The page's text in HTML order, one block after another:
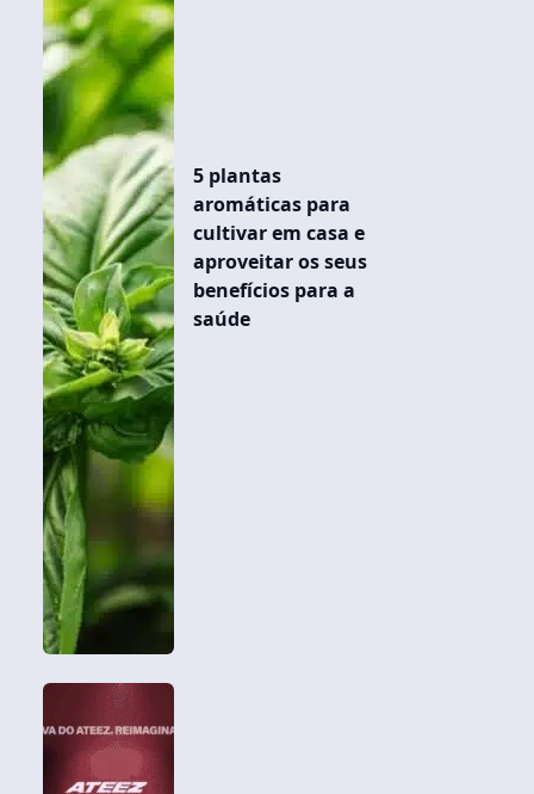
5 plantas
aromáticas para
cultivar em casa e
aproveitar os seus
benefícios para a
saúde